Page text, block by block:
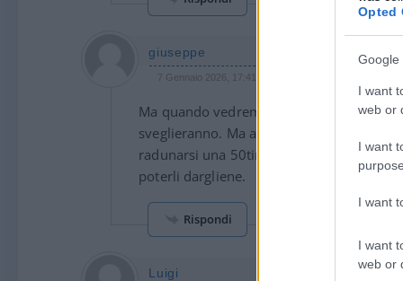
Opted
Google
I want
web or
I want
I want
I want
web or
giuseppe
7 Gennaio 2026, 17:41 17:41
Ma quando vedremo im po’ di furbizia nei
sveglieranno. Ma aspettarselo visto che i
radunarsi una 50tina aspettarli di
poterli dargliene.
Rispondi
Luigi